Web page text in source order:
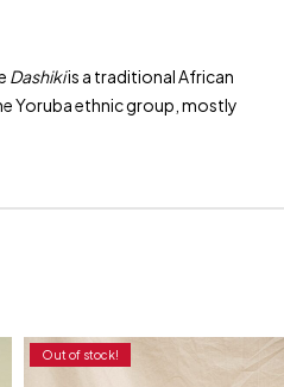
Dashikiis a traditional African
Yoruba ethnic group, mostly
Out of stock!